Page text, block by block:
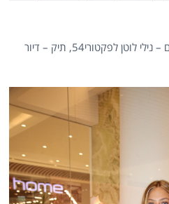
לפקטורי54, תיק – דיור